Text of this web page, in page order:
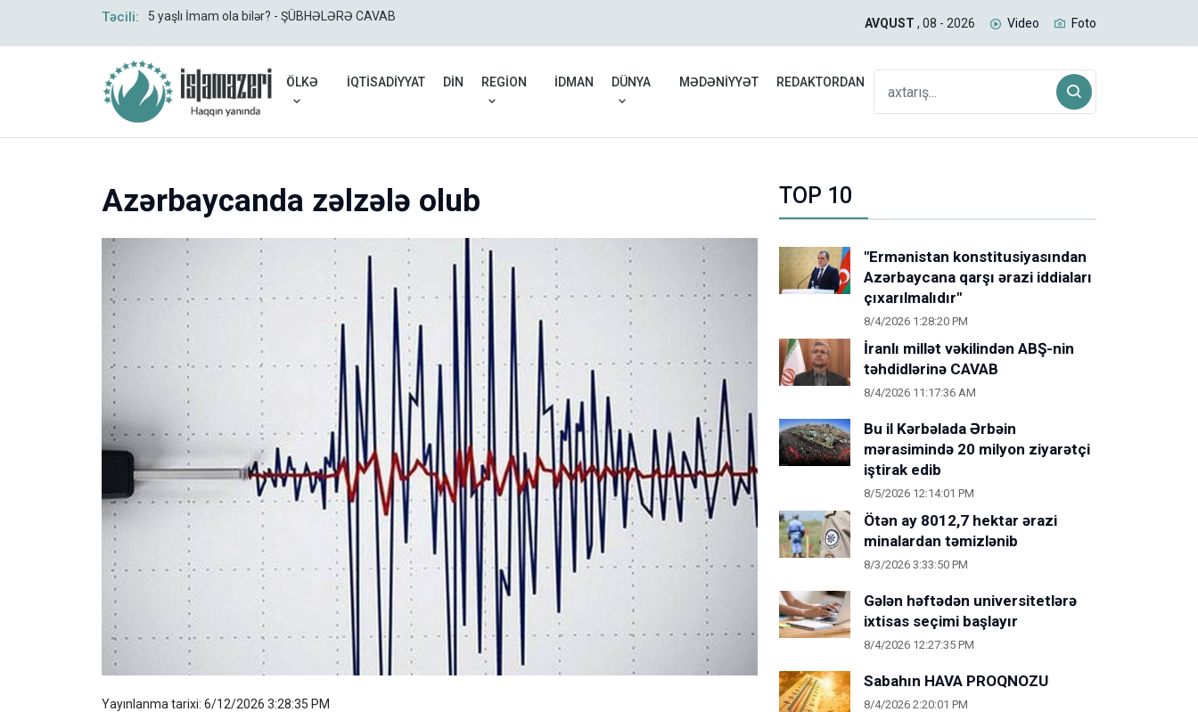
Təcili: 5 yaşlı İmam ola bilər? - ŞÜBHƏLƏRƏ CAVAB
Rusiyadan Ermənistana buğda və daş kömür daşıyan yük qatarı Biləcəridən yola
AVQUST , 08 - 2026 Video Foto
ÖLKƏ İQTİSADİYYAT DİN REGİON İDMAN DÜNYA MƏDƏNİYYƏT REDAKTORDAN
Azərbaycanda zəlzələ olub
Yayınlanma tarixi: 6/12/2026 3:28:35 PM
TOP 10
"Ermənistan konstitusiyasından
Azərbaycana qarşı ərazi iddiaları
çıxarılmalıdır"
8/4/2026 1:28:20 PM
İranlı millət vəkilindən ABŞ-nin
təhdidlərinə CAVAB
8/4/2026 11:17:36 AM
Bu il Kərbəlada Ərbəin
mərasimində 20 milyon ziyarətçi
iştirak edib
8/5/2026 12:14:01 PM
Ötən ay 8012,7 hektar ərazi
minalardan təmizlənib
8/3/2026 3:33:50 PM
Gələn həftədən universitetlərə
ixtisas seçimi başlayır
8/4/2026 12:27:35 PM
Sabahın HAVA PROQNOZU
8/4/2026 2:20:01 PM